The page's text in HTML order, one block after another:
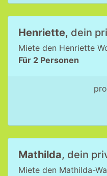
Henriette, dein
Miete den Henriette
Für 2 Personen
Mathilda, dein
Miete den Mathilda-